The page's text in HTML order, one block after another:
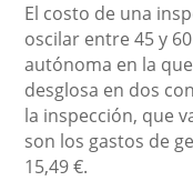
El costo de una
oscilar entre 45 y
autónoma en la
desglosa en dos
la inspección, que
son los gastos de
15,49 €.